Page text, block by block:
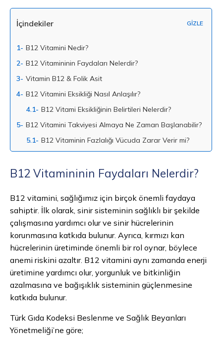
İçindekiler GİZLE
1- B12 Vitamini Nedir?
2- B12 Vitamininin Faydaları Nelerdir?
3- Vitamin B12 & Folik Asit
4- B12 Vitamini Eksikliği Nasıl Anlaşılır?
4.1- B12 Vitami Eksikliğinin Belirtileri Nelerdir?
5- B12 Vitamini Takviyesi Almaya Ne Zaman Başlanabilir?
5.1- B12 Vitaminin Fazlalığı Vücuda Zarar Verir mi?
B12 Vitamininin Faydaları Nelerdir?
B12 vitamini, sağlığımız için birçok önemli faydaya
sahiptir. İlk olarak, sinir sisteminin sağlıklı bir şekilde
çalışmasına yardımcı olur ve sinir hücrelerinin
korunmasına katkıda bulunur. Ayrıca, kırmızı kan
hücrelerinin üretiminde önemli bir rol oynar, böylece
anemi riskini azaltır. B12 vitamini aynı zamanda enerji
üretimine yardımcı olur, yorgunluk ve bitkinliğin
azalmasına ve bağışıklık sisteminin güçlenmesine
katkıda bulunur.
Türk Gıda Kodeksi Beslenme ve Sağlık Beyanları
Yönetmeliği’ne göre;